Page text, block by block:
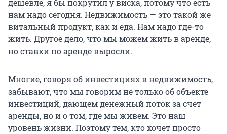
дешевле, я бы покрутил у виска, потому что есть
нам надо сегодня. Недвижимость — это такой же
витальный продукт, как и еда. Нам надо где-то
жить. Другое дело, что мы можем жить в аренде,
но ставки по аренде выросли.
Многие, говоря об инвестициях в недвижимость,
забывают, что мы говорим не только об объекте
инвестиций, дающем денежный поток за счет
аренды, но и о том, где мы живем. Это наш
уровень жизни. Поэтому тем, кто хочет просто